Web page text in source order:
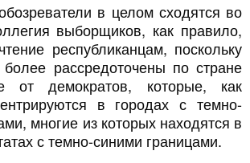
в целом сходятся во
выборщиков, как правило,
республиканцам, поскольку
более рассредоточены по стране
демократов, которые, как
в городах с темно-
многие из которых находятся в
с темно-синими границами.